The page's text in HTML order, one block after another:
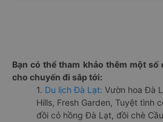
Bạn có thể tham khảo thêm một số
cho chuyến đi sắp tới:
1. Du lịch Đà Lạt: Vườn hoa Đà
Hills, Fresh Garden, Tuyệt tình
đồi cỏ hồng Đà Lạt, đồi chè